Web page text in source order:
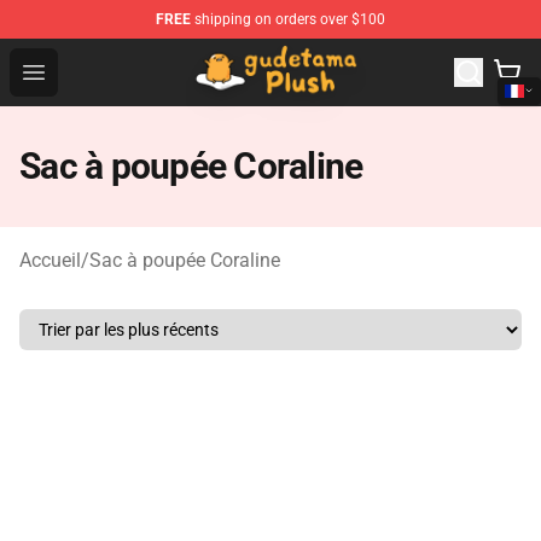
FREE shipping on orders over $100
Open menu
Gudetama Plush Shop - The Best Store of Gudetama
Sac à poupée Coraline
Accueil/Sac à poupée Coraline